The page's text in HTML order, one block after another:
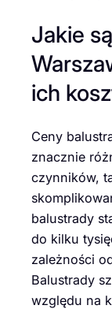
Jakie
ich
Ceny
znacznie
czynników,
balustrady
do kilku
zależności
Balustrady
względu na